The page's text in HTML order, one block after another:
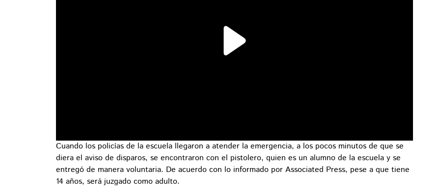
Cuando los policías de la escuela llegaron a atender la emergencia, a los pocos minutos de que se
diera el aviso de disparos, se encontraron con el pistolero, quien es un alumno de la escuela y se
entregó de manera voluntaria. De acuerdo con lo informado por Associated Press, pese a que tiene
14 años, será juzgado como adulto.